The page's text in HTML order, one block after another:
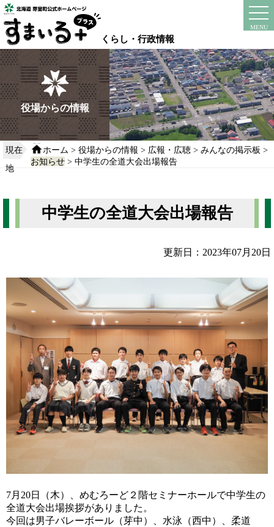
本
文
へ
移
動
る
くらし・行政情報
MENU
instagram
役場からの情報
現在
地
ホーム >役場からの情報 > 広報・広聴 >みんなの掲示板 >
お知らせ > 中学生の全道大会出場報告
中学生の全道大会出場報告
更新日：2023年07月20日
7月20日（木）、めむろーど２階セミナーホールで中学生の
全道大会出場挨拶がありました。
今回は男子バレーボール（芽中）、水泳（西中）、柔道